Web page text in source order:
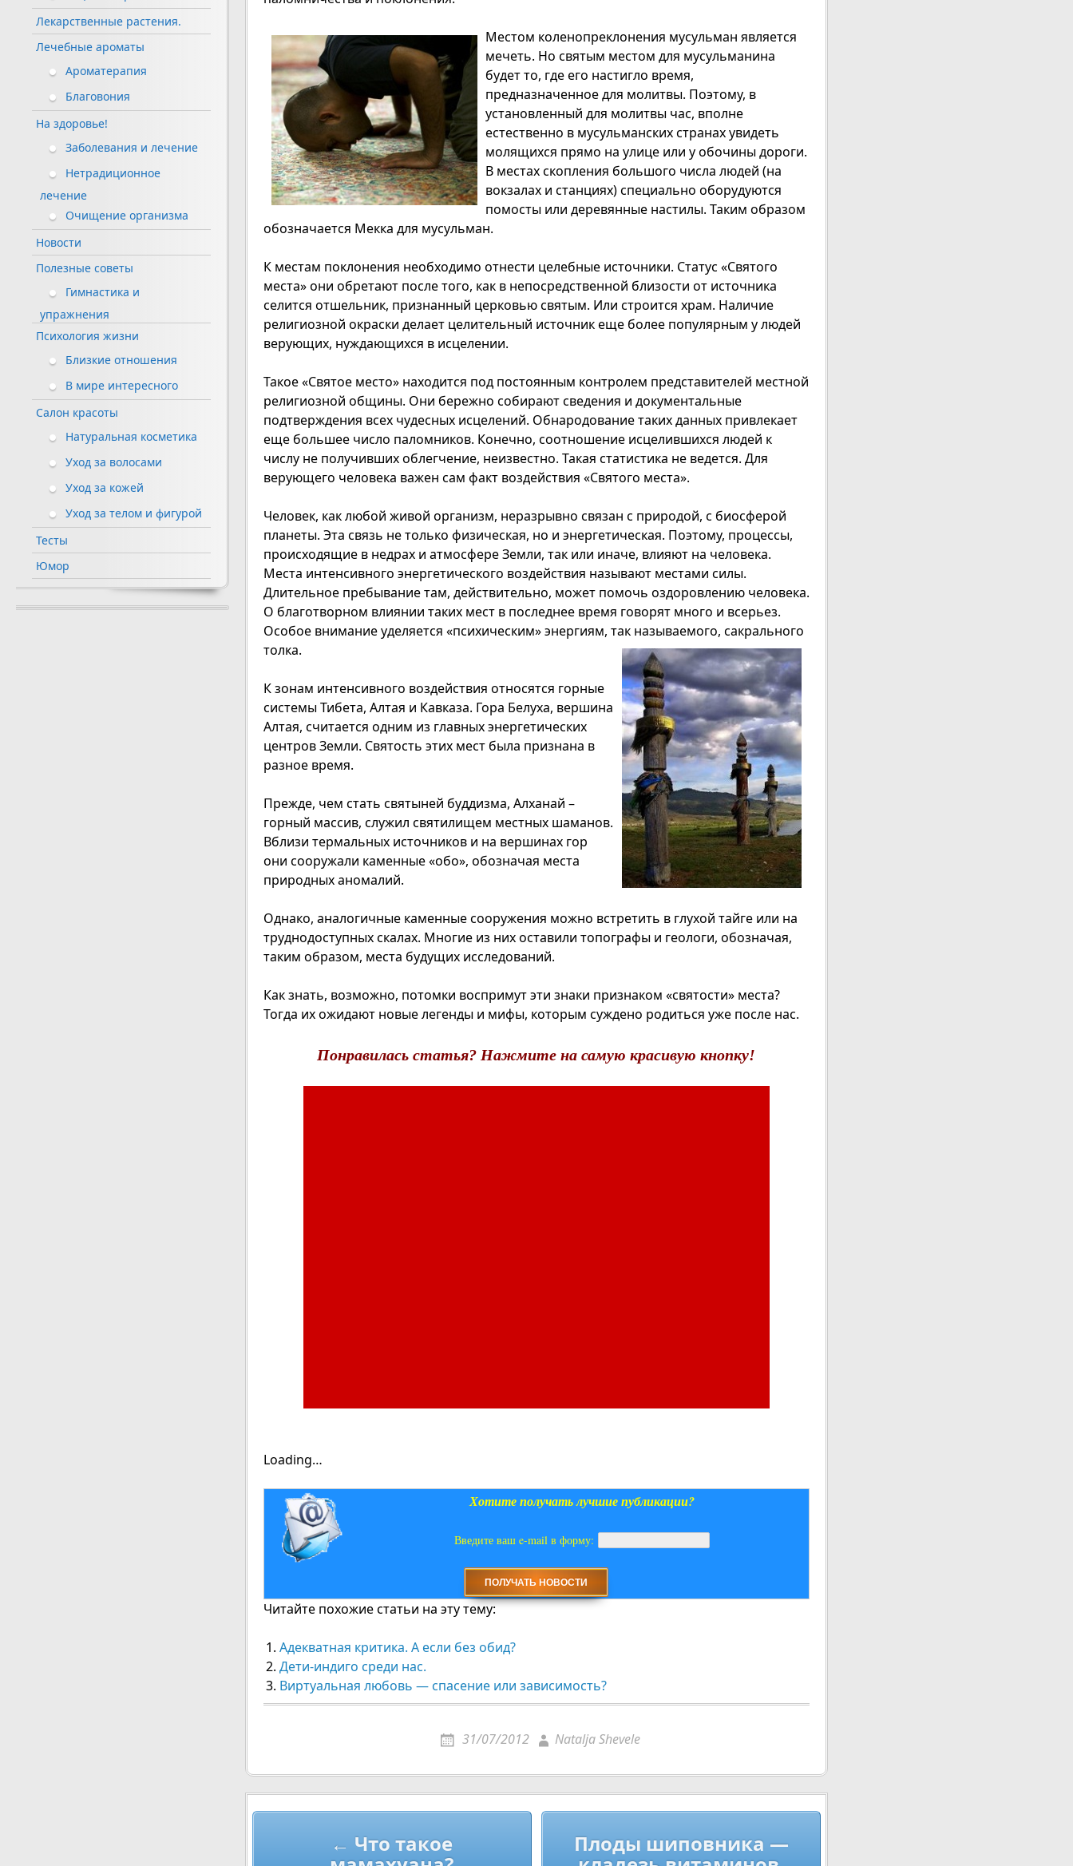
Местом коленопреклонения мусульман является
мечеть. Но святым местом для мусульманина
будет то, где его настигло время,
предназначенное для молитвы. Поэтому, в
установленный для молитвы час, вполне
естественно в мусульманских странах увидеть
молящихся прямо на улице или у обочины дороги.
В местах скопления большого числа людей (на
вокзалах и станциях) специально оборудуются
помосты или деревянные настилы. Таким образом
обозначается Мекка для мусульман.
К местам поклонения необходимо отнести целебные источники. Статус «Святого
места» они обретают после того, как в непосредственной близости от источника
селится отшельник, признанный церковью святым. Или строится храм. Наличие
религиозной окраски делает целительный источник еще более популярным у людей
верующих, нуждающихся в исцелении.
Такое «Святое место» находится под постоянным контролем представителей местной
религиозной общины. Они бережно собирают сведения и документальные
подтверждения всех чудесных исцелений. Обнародование таких данных привлекает
еще большее число паломников. Конечно, соотношение исцелившихся людей к
числу не получивших облегчение, неизвестно. Такая статистика не ведется. Для
верующего человека важен сам факт воздействия «Святого места».
Человек, как любой живой организм, неразрывно связан с природой, с биосферой
планеты. Эта связь не только физическая, но и энергетическая. Поэтому, процессы,
происходящие в недрах и атмосфере Земли, так или иначе, влияют на человека.
Места интенсивного энергетического воздействия называют местами силы.
Длительное пребывание там, действительно, может помочь оздоровлению человека.
О благотворном влиянии таких мест в последнее время говорят много и всерьез.
Особое внимание уделяется «психическим» энергиям, так называемого, сакрального
толка.
К зонам интенсивного воздействия относятся горные
системы Тибета, Алтая и Кавказа. Гора Белуха, вершина
Алтая, считается одним из главных энергетических
центров Земли. Святость этих мест была признана в
разное время.
Прежде, чем стать святыней буддизма, Алханай –
горный массив, служил святилищем местных шаманов.
Вблизи термальных источников и на вершинах гор
они сооружали каменные «обо», обозначая места
природных аномалий.
Однако, аналогичные каменные сооружения можно встретить в глухой тайге или на
труднодоступных скалах. Многие из них оставили топографы и геологи, обозначая,
таким образом, места будущих исследований.
Как знать, возможно, потомки воспримут эти знаки признаком «святости» места?
Тогда их ожидают новые легенды и мифы, которым суждено родиться уже после нас.
Понравилась статья? Нажмите на самую красивую кнопку!
Loading…
Хотите получать лучшие публикации?
Введите ваш e-mail в форму:
Читайте похожие статьи на эту тему:
Адекватная критика. А если без обид?
Дети-индиго среди нас.
Виртуальная любовь — спасение или зависимость?
31/07/2012 Natalja Shevele
Навигация
Плоды шиповника —
← Что такое
Лекарственные растения.
Лечебные ароматы
Ароматерапия
Благовония
На здоровье!
Заболевания и лечение
Нетрадиционное
лечение
Очищение организма
Новости
Полезные советы
Гимнастика и
упражнения
Психология жизни
Близкие отношения
В мире интересного
Салон красоты
Натуральная косметика
Уход за волосами
Уход за кожей
Уход за телом и фигурой
Тесты
Юмор